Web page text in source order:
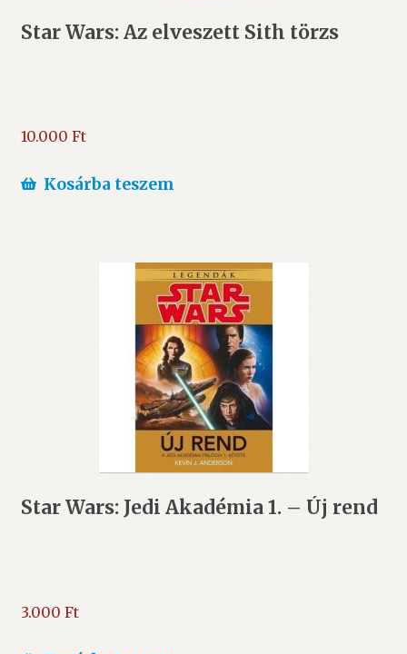
Star Wars: Az elveszett Sith törzs
10.000 Ft
Kosárba teszem
Star Wars: Jedi Akadémia 1. – Új rend
3.000 Ft